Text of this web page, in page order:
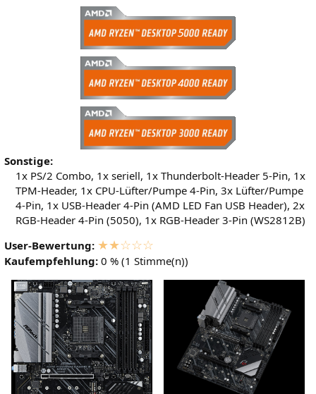
Sonstige:
1x PS/2 Combo, 1x seriell, 1x Thunderbolt-Header 5-Pin, 1x
TPM-Header, 1x CPU-Lüfter/Pumpe 4-Pin, 3x Lüfter/Pumpe
4-Pin, 1x USB-Header 4-Pin (AMD LED Fan USB Header), 2x
RGB-Header 4-Pin (5050), 1x RGB-Header 3-Pin (WS2812B)
User-Bewertung: ★★☆☆☆
Kaufempfehlung: 0 % (1 Stimme(n))